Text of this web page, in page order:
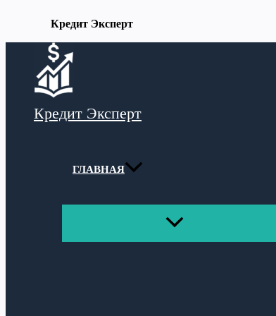
Кредит Эксперт
содержимому
Кредит Эксперт
ГЛАВНАЯ
ПЕРЕКЛЮЧАТЕЛЬ